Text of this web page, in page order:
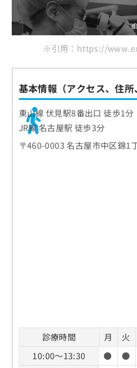
※引用：https://
基本情報（アクセス、住所
東山線 伏見駅8番出口 徒歩1分
JR線 名古屋駅 徒歩3分
〒460-0003 名古屋市中区錦1
診療時間 月 火
10:00～13:30
● ●